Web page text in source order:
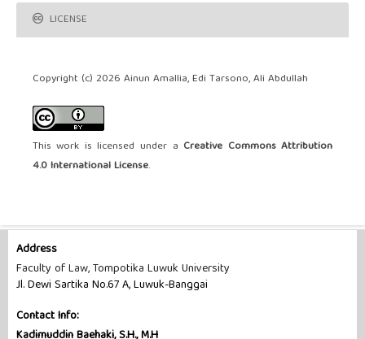
LICENSE
Copyright (c) 2026 Ainun Amallia, Edi Tarsono, Ali Abdullah
This work is licensed under a Creative Commons Attribution
4.0 International License.
Address
Faculty of Law, Tompotika Luwuk University
Jl. Dewi Sartika No.67 A, Luwuk-Banggai
Contact Info: